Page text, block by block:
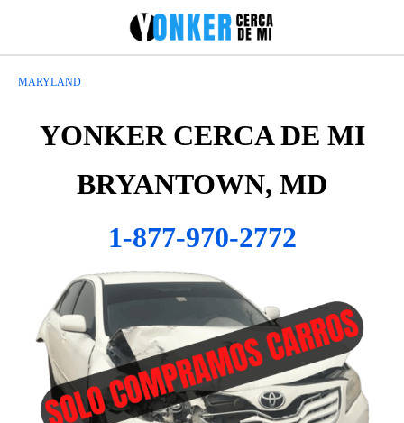
MARYLAND
YONKER CERCA DE MI
BRYANTOWN, MD
1-877-970-2772